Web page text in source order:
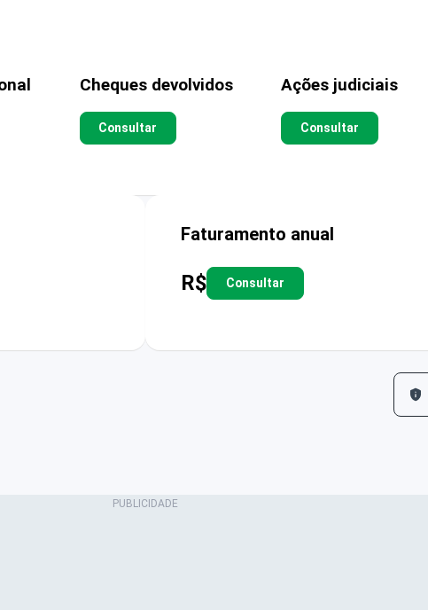
Cheques devolvidos
Consultar
Ações judiciais
Consultar
Faturamento anual
R$ Consultar